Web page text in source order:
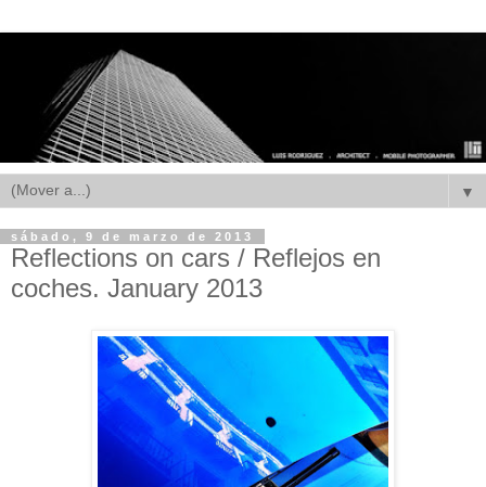
▼
sábado, 9 de marzo de 2013
Reflections on cars / Reflejos en
coches. January 2013